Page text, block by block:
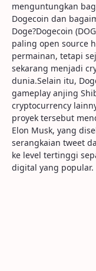
menguntungkan
Dogecoin dan
Doge?Dogecoin
paling open source
permainan, tetapi
sekarang menjadi
dunia.Selain itu,
gameplay anjing
cryptocurrency
proyek tersebut
Elon Musk, yang
serangkaian tweet
ke level tertinggi
digital yang popular.